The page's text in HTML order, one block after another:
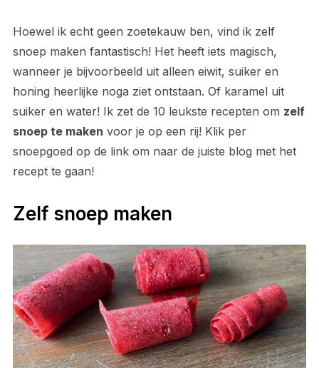
Hoewel ik echt geen zoetekauw ben, vind ik zelf
snoep maken fantastisch! Het heeft iets magisch,
wanneer je bijvoorbeeld uit alleen eiwit, suiker en
honing heerlijke noga ziet ontstaan. Of karamel uit
suiker en water! Ik zet de 10 leukste recepten om zelf
snoep te maken voor je op een rij! Klik per
snoepgoed op de link om naar de juiste blog met het
recept te gaan!
Zelf snoep maken